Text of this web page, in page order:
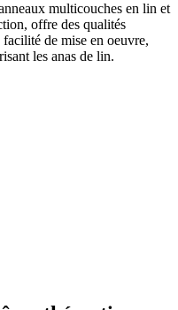
multicouches en lin et
offre des qualités
de mise en oeuvre,
les anas de lin.